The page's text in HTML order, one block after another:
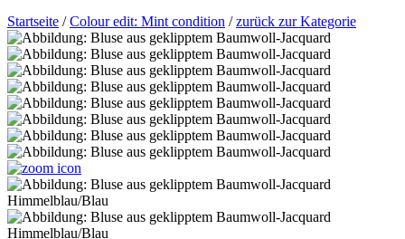
Startseite /Colour edit: Mint condition /zurück zur Kategorie